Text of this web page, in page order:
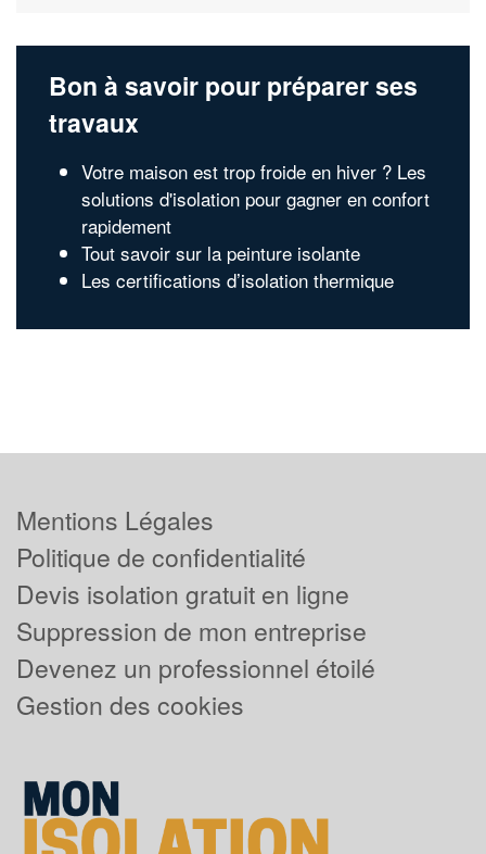
Bon à savoir pour préparer ses
travaux
Votre maison est trop froide en hiver ? Les
solutions d'isolation pour gagner en confort
rapidement
Tout savoir sur la peinture isolante
Les certifications d’isolation thermique
Mentions Légales
Politique de confidentialité
Devis isolation gratuit en ligne
Suppression de mon entreprise
Devenez un professionnel étoilé
Gestion des cookies